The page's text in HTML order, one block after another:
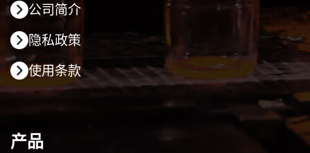
公司简介
隐私政策
使用条款
产品